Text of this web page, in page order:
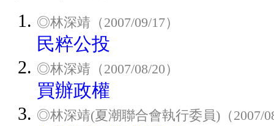
◎林深靖（2007/09/17）
民粹公投
◎林深靖（2007/08/20）
買辦政權
◎林深靖(夏潮聯合會執行委員)（2007/